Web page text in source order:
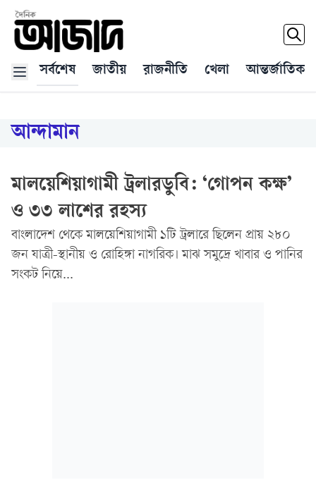
সর্বশেষ জাতীয় রাজনীতি খেলা আন্তর্জাতিক
আন্দামান
মালয়েশিয়াগামী ট্রলারডুবি: ‘গোপন কক্ষ’
ও ৩৩ লাশের রহস্য
বাংলাদেশ থেকে মালয়েশিয়াগামী ১টি ট্রলারে ছিলেন প্রায় ২৮০
জন যাত্রী-স্থানীয় ও রোহিঙ্গা নাগরিক। মাঝ সমুদ্রে খাবার ও পানির
সংকট নিয়ে...